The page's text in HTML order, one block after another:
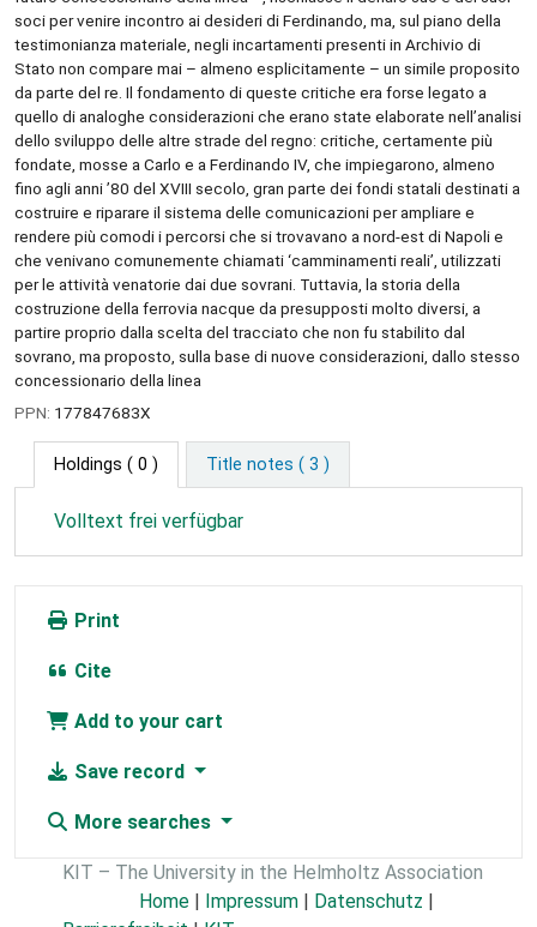
soci per venire incontro ai desideri di Ferdinando, ma, sul piano della
testimonianza materiale, negli incartamenti presenti in Archivio di
Stato non compare mai – almeno esplicitamente – un simile proposito
da parte del re. Il fondamento di queste critiche era forse legato a
quello di analoghe considerazioni che erano state elaborate nell’analisi
dello sviluppo delle altre strade del regno: critiche, certamente più
fondate, mosse a Carlo e a Ferdinando IV, che impiegarono, almeno
fino agli anni ’80 del XVIII secolo, gran parte dei fondi statali destinati a
costruire e riparare il sistema delle comunicazioni per ampliare e
rendere più comodi i percorsi che si trovavano a nord-est di Napoli e
che venivano comunemente chiamati ‘camminamenti reali’, utilizzati
per le attività venatorie dai due sovrani. Tuttavia, la storia della
costruzione della ferrovia nacque da presupposti molto diversi, a
partire proprio dalla scelta del tracciato che non fu stabilito dal
sovrano, ma proposto, sulla base di nuove considerazioni, dallo stesso
concessionario della linea
PPN: 177847683X
Holdings ( 0 ) Title notes ( 3 )
Volltext frei verfügbar
Print
Cite
Add to your cart
Save record
More searches
KIT – The University in the Helmholtz Association
Home
Impressum Datenschutz